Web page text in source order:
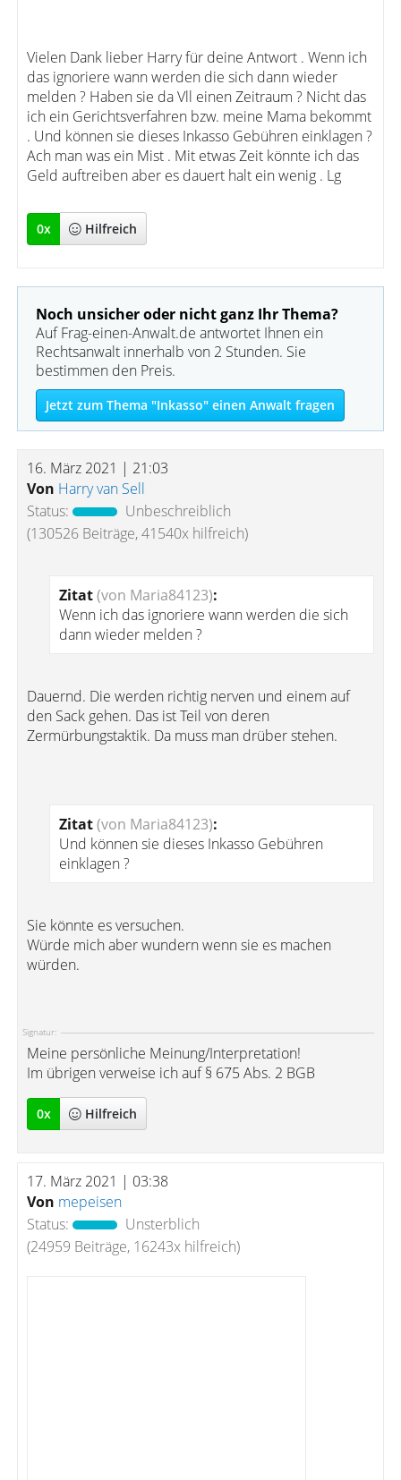
Vielen Dank lieber Harry für deine Antwort . Wenn ich
das ignoriere wann werden die sich dann wieder
melden ? Haben sie da Vll einen Zeitraum ? Nicht das
ich ein Gerichtsverfahren bzw. meine Mama bekommt
. Und können sie dieses Inkasso Gebühren einklagen ?
Ach man was ein Mist . Mit etwas Zeit könnte ich das
Geld auftreiben aber es dauert halt ein wenig . Lg
0x Hilfreich
Noch unsicher oder nicht ganz Ihr Thema?
Auf Frag-einen-Anwalt.de antwortet Ihnen ein
Rechtsanwalt innerhalb von 2 Stunden. Sie
bestimmen den Preis.
Jetzt zum Thema "Inkasso" einen Anwalt fragen
16. März 2021 | 21:03
Von Harry van Sell
Status:
Unbeschreiblich
(130526 Beiträge, 41540x hilfreich)
Zitat(von Maria84123):
Wenn ich das ignoriere wann werden die sich
dann wieder melden ?
Dauernd. Die werden richtig nerven und einem auf
den Sack gehen. Das ist Teil von deren
Zermürbungstaktik. Da muss man drüber stehen.
Zitat(von Maria84123):
Und können sie dieses Inkasso Gebühren
einklagen ?
Sie könnte es versuchen.
Würde mich aber wundern wenn sie es machen
würden.
Signatur:
Meine persönliche Meinung/Interpretation!
Im übrigen verweise ich auf § 675 Abs. 2 BGB
0x Hilfreich
17. März 2021 | 03:38
Von mepeisen
Status:
Unsterblich
(24959 Beiträge, 16243x hilfreich)